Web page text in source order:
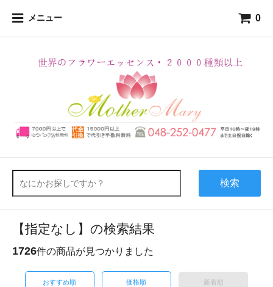
メニュー 0
検索
【指定なし】の検索結果
1726件の商品が見つかりました
おすすめ順 価格順 新着順